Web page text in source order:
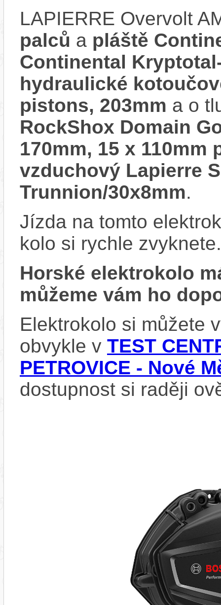
LAPIERRE Overvolt
palců a pláště
Continental
hydraulické
pistons, 203mm a o
RockShox Domain
170mm, 15 x
vzduchový Lapierre
Trunnion/30x8mm.
Jízda na tomto
kolo si rychle zvyknete.
Horské elektrokolo
můžeme vám ho
Elektrokolo si můžete
obvykle v TEST
PETROVICE - Nové
dostupnost si raději